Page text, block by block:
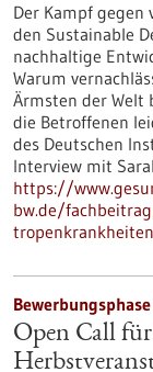
Der Kampf
den Sustainable
nachhaltige
Warum
Ärmsten der Welt
die Betroffenen
des Deutschen
Interview mit
https://
bw.de/
Open Call